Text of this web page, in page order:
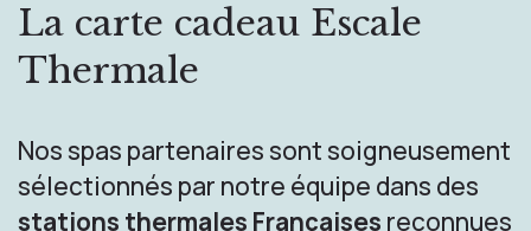
La carte cadeau Escale
Thermale
Nos spas partenaires sont soigneusement
sélectionnés par notre équipe dans des
stations thermales Françaises reconnues